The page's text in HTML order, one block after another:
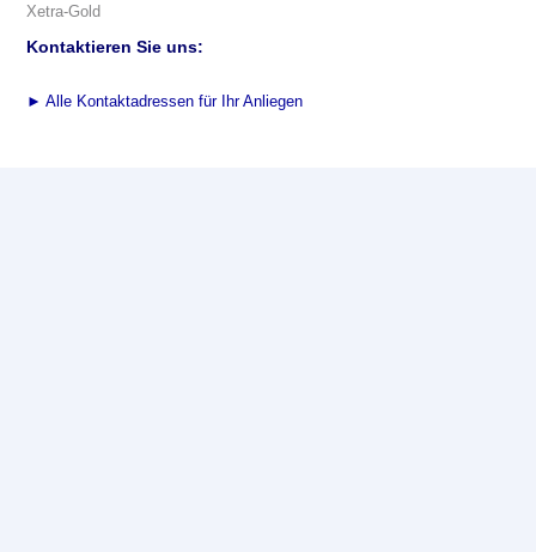
Xetra-Gold
Kontaktieren Sie uns:
► Alle Kontaktadressen für Ihr Anliegen